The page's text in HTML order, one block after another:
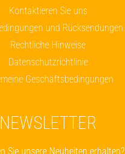
Kontaktieren Sie uns
und Rücksendungen
Rechtliche Hinweise
Datenschutzrichtlinie
Geschäftsbedingungen
NEWSLETTER
Sie unsere Neuheiten erhalten?